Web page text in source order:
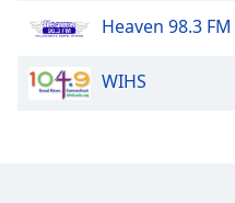
Heaven 98.3 FM
WIHS